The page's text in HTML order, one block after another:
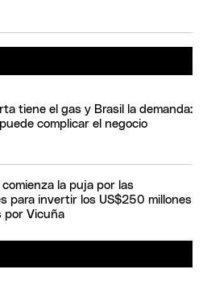
tiene el gas y Brasil la demanda:
complicar el negocio
comienza la puja por las
para invertir los US$250 millones
por Vicuña